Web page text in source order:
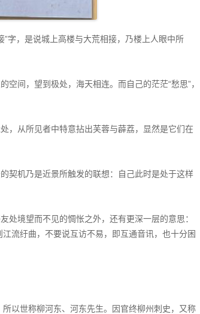
”字，是说城上高楼与大荒相接，乃楼上人眼中所
间，望到极处，海天相连。而自己的茫茫“愁思”，
，从所见者中特意拈出芙蓉与薜荔，显然是它们在
契机乃是近景所触发的联想：自己此时是处于这样
处境望而不见的惆怅之外，还有更深一层的意思：
流纡曲，不要说互访不易，即互通音讯，也十分困
以世称柳河东、河东先生。因官终柳州刺史，又称